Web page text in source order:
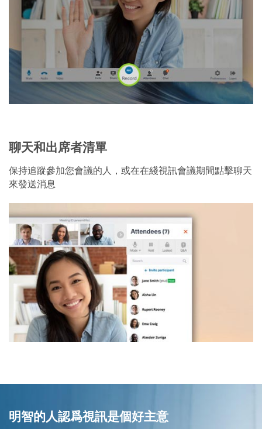
聊天和出席者清單
保持追蹤參加您會議的人，或在在綫視訊會議期間點擊聊天
來發送消息
明智的人認爲視訊是個好主意